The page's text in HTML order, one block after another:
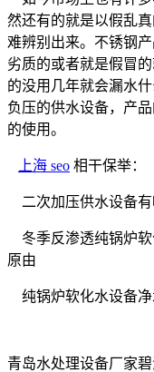
然还有的就是以假乱
难辨别出来。不锈钢
劣质的或者就是假冒
的没用几年就会漏水
负压的供水设备，产
的使用。
上海 seo 相干保举：
二次加压供水设备有
冬季反渗透纯锅炉软
原由
纯锅炉软化水设备净
青岛水处理设备厂家